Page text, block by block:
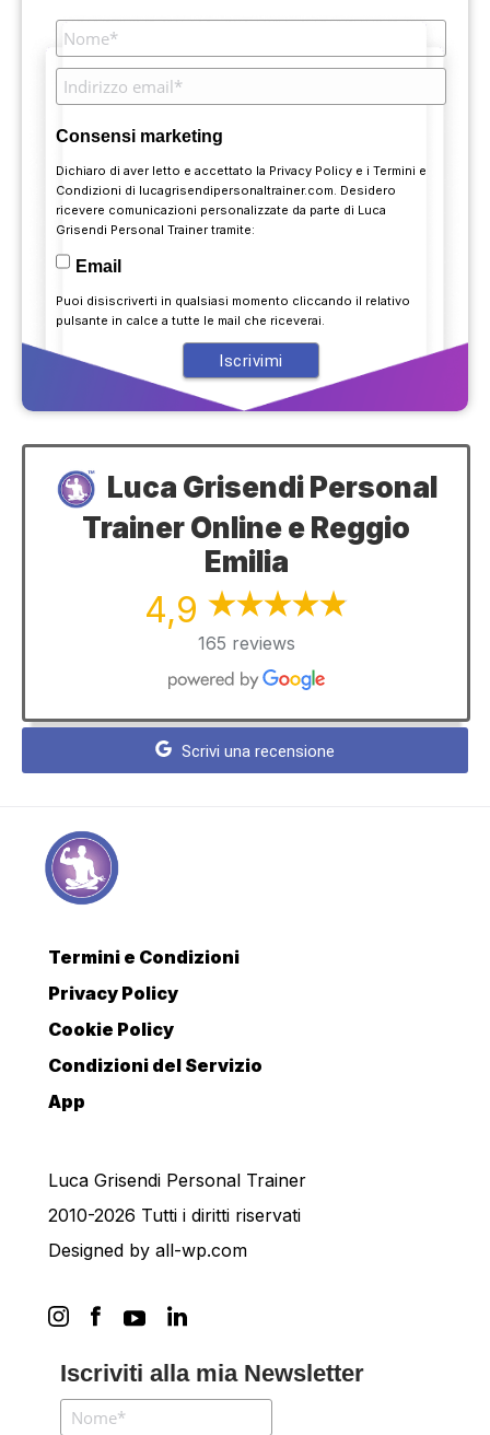
Consensi marketing
Dichiaro di aver letto e accettato la Privacy Policy e iTermini e
Condizioni di lucagrisendipersonaltrainer.com. Desidero
ricevere comunicazioni personalizzate da parte di Luca
Grisendi Personal Trainer tramite:
Email
Puoi disiscriverti in qualsiasi momento cliccando il relativo
pulsante in calce a tutte le mail che riceverai.
Luca Grisendi Personal
Trainer Online e Reggio
Emilia
4,9
165 reviews
Scrivi una recensione
Termini e Condizioni
Privacy Policy
Cookie Policy
Condizioni del Servizio
App
Luca Grisendi Personal Trainer
2010-2026 Tutti i diritti riservati
Designed by all-wp.com
Iscriviti alla mia Newsletter